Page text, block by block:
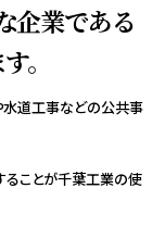
企業である
。
道工事などの公共事
ることが千葉工業の使